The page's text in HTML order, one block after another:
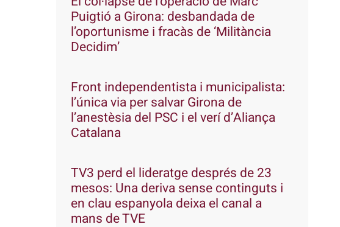
Puigtió a Girona: desbandada de
l’oportunisme i fracàs de ‘Militància
Decidim’
Front independentista i municipalista:
l’única via per salvar Girona de
l’anestèsia del PSC i el verí d’Aliança
Catalana
TV3 perd el lideratge després de 23
mesos: Una deriva sense continguts i
en clau espanyola deixa el canal a
mans de TVE